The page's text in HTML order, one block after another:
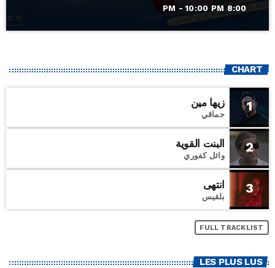
8:00 PM - 10:00 PM
CHART
1 زيها مين
حماقي
2 البنت القوية
وائل كفوري
3 انتهى
بلقيس
FULL TRACKLIST
LES PLUS LUS